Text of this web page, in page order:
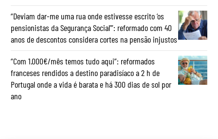
“Deviam dar-me uma rua onde estivesse escrito ‘os
pensionistas da Segurança Social’”: reformado com 40
anos de descontos considera cortes na pensão injustos
“Com 1.000€/mês temos tudo aqui”: reformados
franceses rendidos a destino paradisíaco a 2 h de
Portugal onde a vida é barata e há 300 dias de sol por
ano